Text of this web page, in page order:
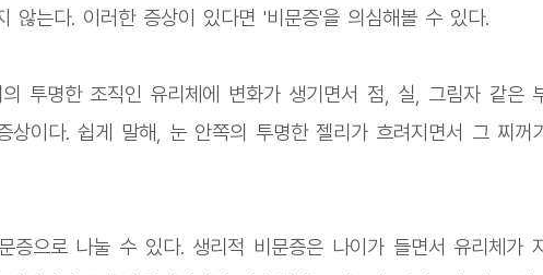
않는다. 이러한 증상이 있다면 '비문증'을 의심해볼 수 있다.
투명한 조직인 유리체에 변화가 생기면서 점, 실, 그림자 같은
상이다. 쉽게 말해, 눈 안쪽의 투명한 젤리가 흐려지면서 그 찌꺼기
증으로 나눌 수 있다. 생리적 비문증은 나이가 들면서 유리체가